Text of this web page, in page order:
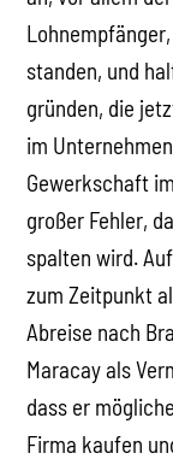
standen, und
gründen, die
im
Gewerkschaft
großer Fehler,
spalten wird.
zum Zeitpunkt
Abreise nach
Maracay als
dass er
Firma kaufen